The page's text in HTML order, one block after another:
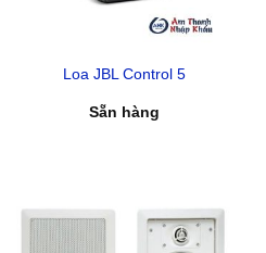
Loa JBL Control 5
Sẵn hàng